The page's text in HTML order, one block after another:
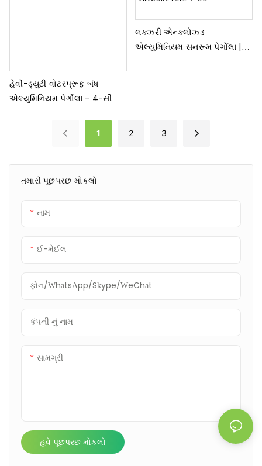
તમારી પૂછપરછ મોકલો
નામ
ઈ-મેઈલ
ફોન/WhatsApp/Skype/WeChat
કંપની નું નામ
સામગ્રી
હવે પૂછપરછ મોકલો
હેવી-ડ્યુટી વોટરપ્રૂફ બંધ
એલ્યુમિનિયમ પેર્ગોલા - 4-સીઝન
લક્ઝરી એન્ક્લોઝ્ડ
એલ્યુમિનિયમ સનરૂમ પેર્ગોલા |
1 2 3